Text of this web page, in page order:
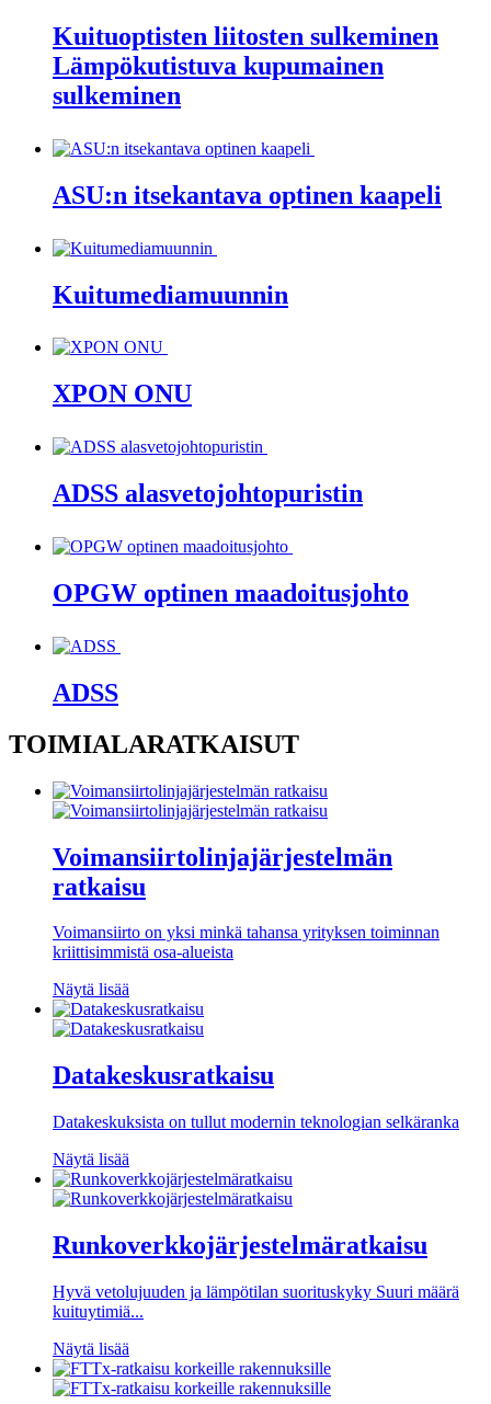
Kuituoptisten liitosten sulkeminen
Lämpökutistuva kupumainen
sulkeminen
ASU:n itsekantava optinen kaapeli
Kuitumediamuunnin
XPON ONU
ADSS alasvetojohtopuristin
OPGW optinen maadoitusjohto
ADSS
TOIMIALARATKAISUT
Voimansiirtolinjajärjestelmän
ratkaisu
Voimansiirto on yksi minkä tahansa yrityksen toiminnan
kriittisimmistä osa-alueista
Näytä lisää
Datakeskusratkaisu
Datakeskuksista on tullut modernin teknologian selkäranka
Näytä lisää
Runkoverkkojärjestelmäratkaisu
Hyvä vetolujuuden ja lämpötilan suorituskyky Suuri määrä
kuituytimiä...
Näytä lisää